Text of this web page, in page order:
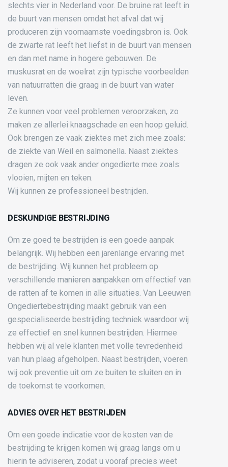
slechts vier in Nederland voor. De bruine rat leeft in
de buurt van mensen omdat het afval dat wij
produceren zijn voornaamste voedingsbron is. Ook
de zwarte rat leeft het liefst in de buurt van mensen
en dan met name in hogere gebouwen. De
muskusrat en de woelrat zijn typische voorbeelden
van natuurratten die graag in de buurt van water
leven.
Ze kunnen voor veel problemen veroorzaken, zo
maken ze allerlei knaagschade en een hoop geluid.
Ook brengen ze vaak ziektes met zich mee zoals:
de ziekte van Weil en salmonella. Naast ziektes
dragen ze ook vaak ander ongedierte mee zoals:
vlooien, mijten en teken.
Wij kunnen ze professioneel bestrijden.
DESKUNDIGE BESTRIJDING
Om ze goed te bestrijden is een goede aanpak
belangrijk. Wij hebben een jarenlange ervaring met
de bestrijding. Wij kunnen het probleem op
verschillende manieren aanpakken om effectief van
de ratten af te komen in alle situaties. Van Leeuwen
Ongediertebestrijding maakt gebruik van een
gespecialiseerde bestrijding techniek waardoor wij
ze effectief en snel kunnen bestrijden. Hiermee
hebben wij al vele klanten met volle tevredenheid
van hun plaag afgeholpen. Naast bestrijden, voeren
wij ook preventie uit om ze buiten te sluiten en in
de toekomst te voorkomen.
ADVIES OVER HET BESTRIJDEN
Om een goede indicatie voor de kosten van de
bestrijding te krijgen komen wij graag langs om u
hierin te adviseren, zodat u vooraf precies weet